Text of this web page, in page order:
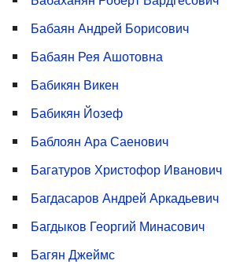
Бабаян Андрей Борисович
Бабаян Рея Ашотовна
Бабикян Викен
Бабикян Йозеф
Баблоян Ара Саенович
Багатуров Христофор Иванович
Багдасаров Андрей Аркадьевич
Багдыков Георгий Минасович
Багян Джеймс